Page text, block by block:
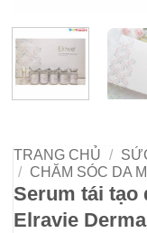
TRANG CHỦ /
/
CHĂM SÓC DA
Serum tái tạo
Elravie